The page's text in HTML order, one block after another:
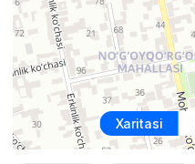
Xaritasi